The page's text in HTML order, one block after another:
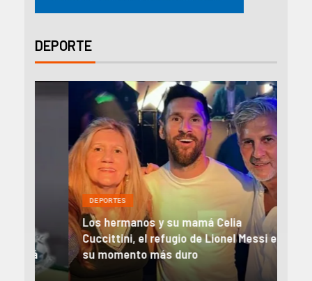
DEPORTE
DEPORTES
Los hermanos y su mamá Celia
Cuccittini, el refugio de Lionel Messi en
su momento más duro